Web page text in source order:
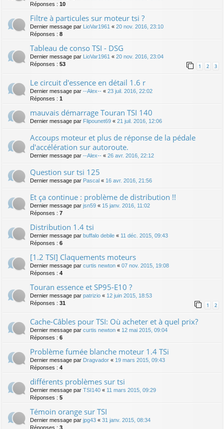
Réponses : 10
Filtre à particules sur moteur tsi ?
Dernier message par LioVar1961 « 20 nov. 2016, 23:10
Réponses : 8
Tableau de conso TSI - DSG
Dernier message par LioVar1961 « 20 nov. 2016, 23:04
Réponses : 53 1 2 3
Le circuit d'essence en détail 1.6 r
Dernier message par --Alex-- « 23 juil. 2016, 22:02
Réponses : 1
mauvais démarrage Touran TSI 140
Dernier message par Flipounet69 « 21 juil. 2016, 12:06
Accoups moteur et plus de réponse de la pédale
d'accélération sur autoroute.
Dernier message par --Alex-- « 26 avr. 2016, 22:12
Question sur tsi 125
Dernier message par Pascal « 16 avr. 2016, 21:56
Et ça continue : problème de distribution !!
Dernier message par jsn59 « 15 janv. 2016, 11:02
Réponses : 7
Distribution 1.4 tsi
Dernier message par buffalo debile « 11 déc. 2015, 09:43
Réponses : 6
[1.2 TSI] Claquements moteurs
Dernier message par curtis newton « 07 nov. 2015, 19:08
Réponses : 4
Touran essence et SP95-E10 ?
Dernier message par patrizio « 12 juin 2015, 18:53
Réponses : 31 1 2
Cache-Câbles pour TSI: Où acheter et à quel prix?
Dernier message par curtis newton « 12 mai 2015, 09:04
Réponses : 6
Problème fumée blanche moteur 1.4 TSi
Dernier message par Dragvador « 19 mars 2015, 09:43
Réponses : 4
différents problèmes sur tsi
Dernier message par TSI140 « 11 mars 2015, 09:29
Réponses : 5
Témoin orange sur TSI
Dernier message par jpg43 « 31 janv. 2015, 08:34
Réponses : 3